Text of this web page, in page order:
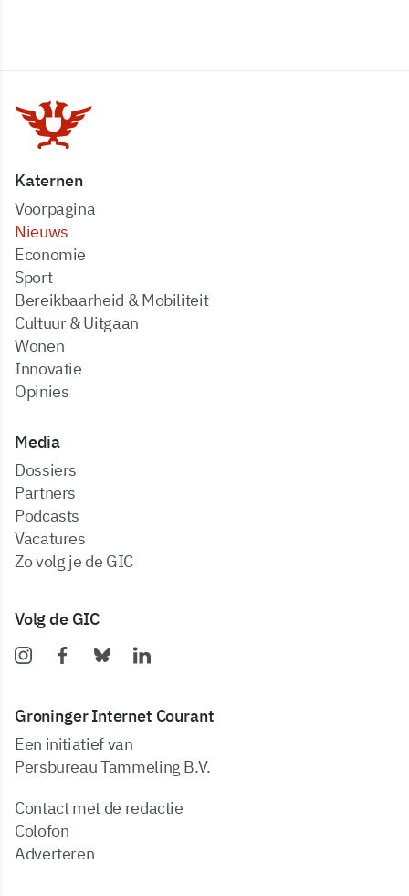
Katernen
Voorpagina
Nieuws
Economie
Sport
Bereikbaarheid & Mobiliteit
Cultuur & Uitgaan
Wonen
Innovatie
Opinies
Media
dossiers
partners
podcasts
vacatures
zo volg je de GIC
Volg de GIC
Groninger Internet Courant
Een initiatief van
Persbureau Tammeling B.V.
Contact met de redactie
Colofon
Adverteren